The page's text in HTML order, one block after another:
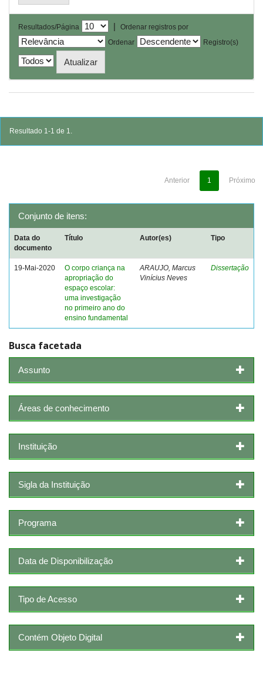
Resultados/Página |
Ordenar registros por
Ordenar
Registro(s)
Resultado 1-1 de 1.
Anterior 1 Próximo
Conjunto de itens:
Data do
documento
Título Autor(es) Tipo
19-Mai-2020
O corpo criança na
apropriação do
espaço escolar:
uma investigação
no primeiro ano do
ensino fundamental
ARAUJO, Marcus
Vinícius Neves
Dissertação
Busca facetada
Assunto
Áreas de conhecimento
Instituição
Sigla da Instituição
Programa
Data de Disponibilização
Tipo de Acesso
Contém Objeto Digital